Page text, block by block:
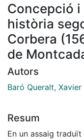
Concepció
història
Corbera
de
Autors
Baró Queralt, Xavier
Resum
En un assaig